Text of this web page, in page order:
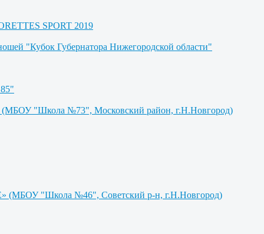
SPORT 2019
"Кубок Губернатора Нижегородской области"
"Школа №73", Московский район, г.Н.Новгород)
(МБОУ "Школа №46", Советский р-н, г.Н.Новгород)